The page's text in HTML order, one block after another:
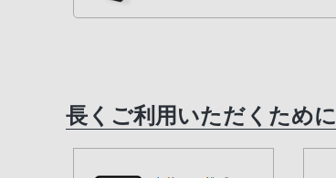
長くご利用いただくために